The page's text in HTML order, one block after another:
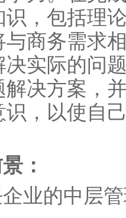
，包括理
商务需求
实际的问
决方案，
，以使自
：
业的中层